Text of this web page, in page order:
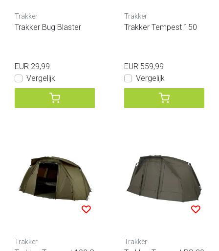
Trakker
Trakker Bug Blaster
EUR 29,99
Vergelijk
Trakker
Trakker Tempest 150
EUR 559,99
Vergelijk
Trakker Trakker